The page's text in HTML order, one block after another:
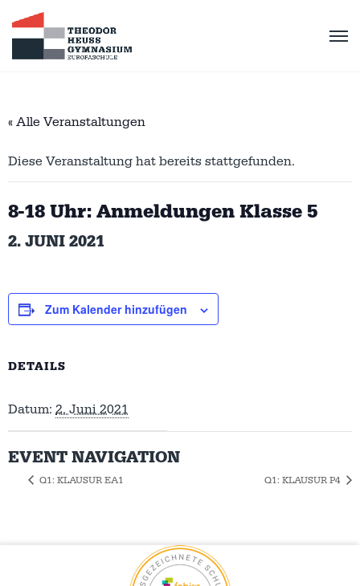
« Alle Veranstaltungen
Diese Veranstaltung hat bereits stattgefunden.
8-18 Uhr: Anmeldungen Klasse 5
2. JUNI 2021
Zum Kalender hinzufügen
DETAILS
Datum: 2. Juni 2021
EVENT NAVIGATION
Q1: KLAUSUR EA1 Q1: KLAUSUR P4